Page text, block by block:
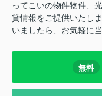
ってこいの物件物件、
貸情報をご提供いたし
いましたら、お気軽に
無料